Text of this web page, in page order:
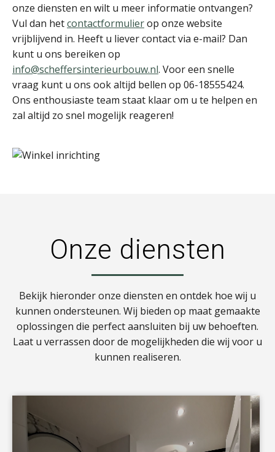
onze diensten en wilt u meer informatie ontvangen?
Vul dan hetcontactformulierop onze website
vrijblijvend in. Heeft u liever contact via e-mail? Dan
kunt u ons bereiken op
info@scheffersinterieurbouw.nl. Voor een snelle
vraag kunt u ons ook altijd bellen op 06-18555424.
Ons enthousiaste team staat klaar om u te helpen en
zal altijd zo snel mogelijk reageren!
Onze diensten
Bekijk hieronder onze diensten en ontdek hoe wij u
kunnen ondersteunen. Wij bieden op maat gemaakte
oplossingen die perfect aansluiten bij uw behoeften.
Laat u verrassen door de mogelijkheden die wij voor u
kunnen realiseren.